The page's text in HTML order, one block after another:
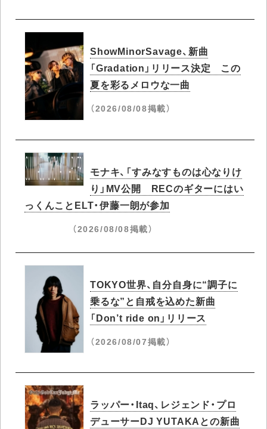
ShowMinorSavage、新曲
「Gradation」リリース決定 この
夏を彩るメロウな一曲
（2026/08/08掲載）
モナキ、「すみなすものは心なりけ
り」MV公開 RECのギターにはい
っくんことELT・伊藤一朗が参加
（2026/08/08掲載）
TOKYO世界、自分自身に“調子に
乗るな”と自戒を込めた新曲
「Don’t ride on」リリース
（2026/08/07掲載）
ラッパー・Itaq、レジェンド・プロ
デューサーDJ YUTAKAとの新曲